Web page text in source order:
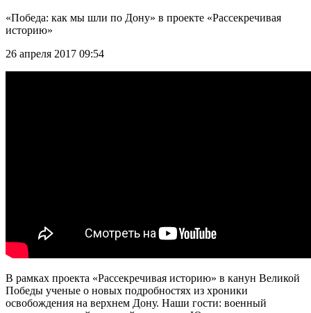
«Победа: как мы шли по Дону» в проекте «Рассекречивая
историю»
26 апреля 2017 09:54
В рамках проекта «Рассекречивая историю» в канун Великой
Победы ученые о новых подробностях из хроники
освобождения на верхнем Дону. Наши гости: военный